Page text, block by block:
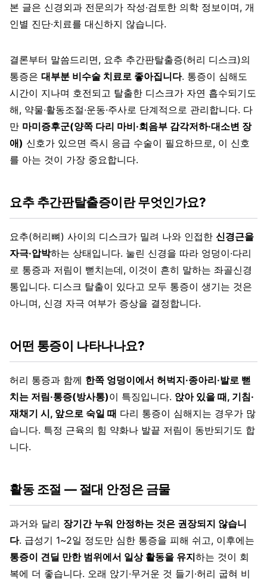
본 글은 신경외과 전문의가 작성·검토한 의학 정보이며, 개
인별 진단·치료를 대신하지 않습니다.
결론부터 말씀드리면, 요추 추간판탈출증(허리 디스크)의
통증은 대부분 비수술 치료로 좋아집니다. 통증이 심해도
시간이 지나며 호전되고 탈출한 디스크가 자연 흡수되기도
해, 약물·활동조절·운동·주사로 단계적으로 관리합니다. 다
만 마미증후군(양쪽 다리 마비·회음부 감각저하·대소변 장
애) 신호가 있으면 즉시 응급 수술이 필요하므로, 이 신호
를 아는 것이 가장 중요합니다.
요추 추간판탈출증이란 무엇인가요?
요추(허리뼈) 사이의 디스크가 밀려 나와 인접한 신경근을
자극·압박하는 상태입니다. 눌린 신경을 따라 엉덩이·다리
로 통증과 저림이 뻗치는데, 이것이 흔히 말하는 좌골신경
통입니다. 디스크 탈출이 있다고 모두 통증이 생기는 것은
아니며, 신경 자극 여부가 증상을 결정합니다.
어떤 통증이 나타나나요?
허리 통증과 함께 한쪽 엉덩이에서 허벅지·종아리·발로 뻗
치는 저림·통증(방사통)이 특징입니다. 앉아 있을 때, 기침·
재채기 시, 앞으로 숙일 때 다리 통증이 심해지는 경우가 많
습니다. 특정 근육의 힘 약화나 발끝 저림이 동반되기도 합
니다.
활동 조절 — 절대 안정은 금물
과거와 달리 장기간 누워 안정하는 것은 권장되지 않습니
다. 급성기 1~2일 정도만 심한 통증을 피해 쉬고, 이후에는
통증이 견딜 만한 범위에서 일상 활동을 유지하는 것이 회
복에 더 좋습니다. 오래 앉기·무거운 것 들기·허리 굽혀 비